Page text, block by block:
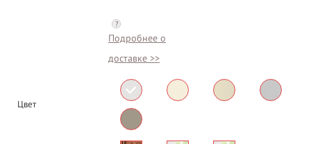
?
Подробнее о
доставке >>
Цвет